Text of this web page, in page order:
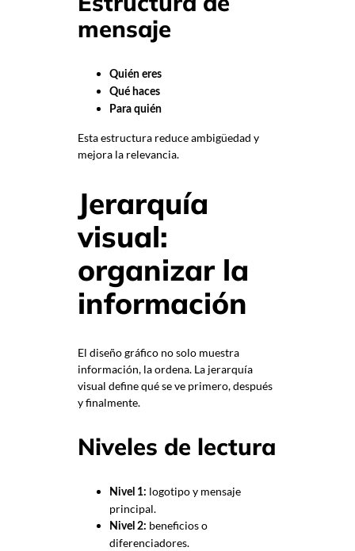
mensaje
Quién eres
Qué haces
Para quién
Esta estructura reduce ambigüedad y
mejora la relevancia.
Jerarquía
visual:
organizar la
información
El diseño gráfico no solo muestra
información, la ordena. La jerarquía
visual define qué se ve primero, después
y finalmente.
Niveles de lectura
Nivel 1: logotipo y mensaje
principal.
Nivel 2: beneficios o
diferenciadores.